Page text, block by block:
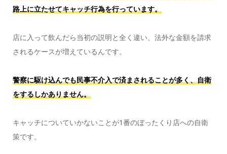
路上に立たせてキャッチ行為を行っています。
店に入って飲んだら当初の説明と全く違い、法外な金額を請求
されるケースが増えているんです。
警察に駆け込んでも民事不介入で済まされることが多く、自衛
をするしかありません。
キャッチについていかないことが1番のぼったくり店への自衛
策です。